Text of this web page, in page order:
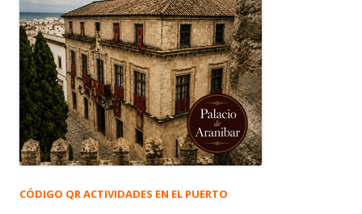
CÓDIGO QR ACTIVIDADES EN EL PUERTO